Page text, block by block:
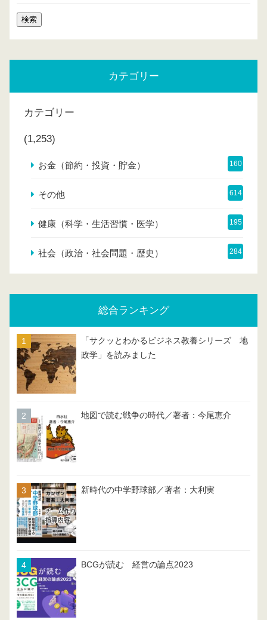
カテゴリー
カテゴリー
(1,253)
お金（節約・投資・貯金） 160
その他 614
健康（科学・生活習慣・医学） 195
社会（政治・社会問題・歴史） 284
総合ランキング
「サクッとわかるビジネス教養シリーズ 地
政学」を読みました
地図で読む戦争の時代／著者：今尾恵介
新時代の中学野球部／著者：大利実
BCGが読む 経営の論点2023